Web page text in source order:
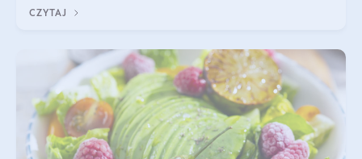
CZYTAJ